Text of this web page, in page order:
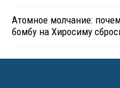
Атомное молчание:
бомбу на Хиросиму